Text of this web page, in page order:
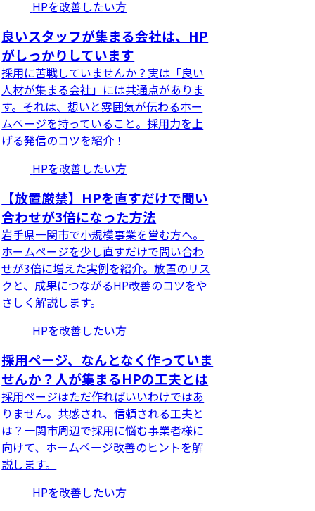
HPを改善したい方
良いスタッフが集まる会社は、HP
がしっかりしています
採用に苦戦していませんか？実は「良い
人材が集まる会社」には共通点がありま
す。それは、想いと雰囲気が伝わるホー
ムページを持っていること。採用力を上
げる発信のコツを紹介！
HPを改善したい方
【放置厳禁】HPを直すだけで問い
合わせが3倍になった方法
岩手県一関市で小規模事業を営む方へ。
ホームページを少し直すだけで問い合わ
せが3倍に増えた実例を紹介。放置のリス
クと、成果につながるHP改善のコツをや
さしく解説します。
HPを改善したい方
採用ページ、なんとなく作っていま
せんか？人が集まるHPの工夫とは
採用ページはただ作ればいいわけではあ
りません。共感され、信頼される工夫と
は？一関市周辺で採用に悩む事業者様に
向けて、ホームページ改善のヒントを解
説します。
HPを改善したい方